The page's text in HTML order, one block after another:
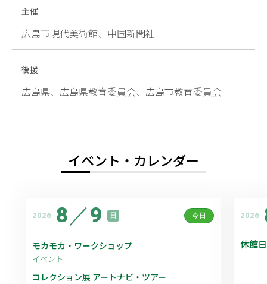
主催
広島市現代美術館、中国新聞社
後援
広島県、広島県教育委員会、広島市教育委員会
イベント・カレンダー
2026 8／9 日 今日
モカモカ・ワークショップ
イベント
コレクション展 アートナビ・ツアー
2026
休館日